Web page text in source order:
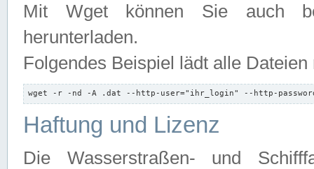
Mit Wget können Sie auch
herunterladen.
Folgendes Beispiel lädt alle
wget -r -nd -A .dat --http-user="ihr_login" --http-
Haftung und Lizenz
Die Wasserstraßen- und